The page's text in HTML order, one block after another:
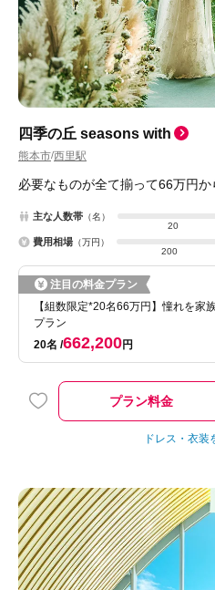
四季の丘 seasons with
熊本市/西里駅
必要なものが全て揃って66万円
主な人数帯 （名）
20
費用相場 （万円）
200
注目の料金プラン
【組数限定*20名66万円】憧れを家
プラン
20名 662,200円
プラン料金
ドレス・衣装